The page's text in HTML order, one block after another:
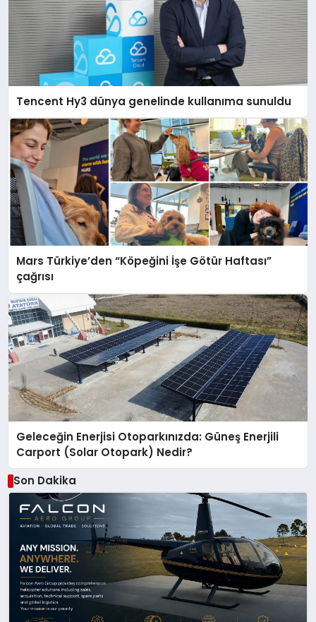
Tencent Hy3 dünya genelinde kullanıma sunuldu
Mars Türkiye’den “Köpeğini İşe Götür Haftası”
çağrısı
Geleceğin Enerjisi Otoparkınızda: Güneş Enerjili
Carport (Solar Otopark) Nedir?
Son Dakika